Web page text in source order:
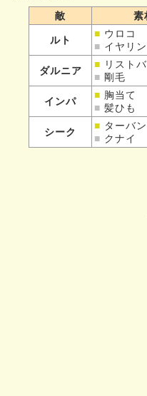
敵 素
ルト
■ ウロコ
■ イヤリ
ダルニア
■ リスト
■ 剛毛
インパ
■ 胸当て
■ 髪ひも
シーク
■ ターバン
■ クナイ